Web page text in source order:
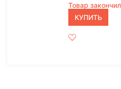
Товар
КУПИТЬ